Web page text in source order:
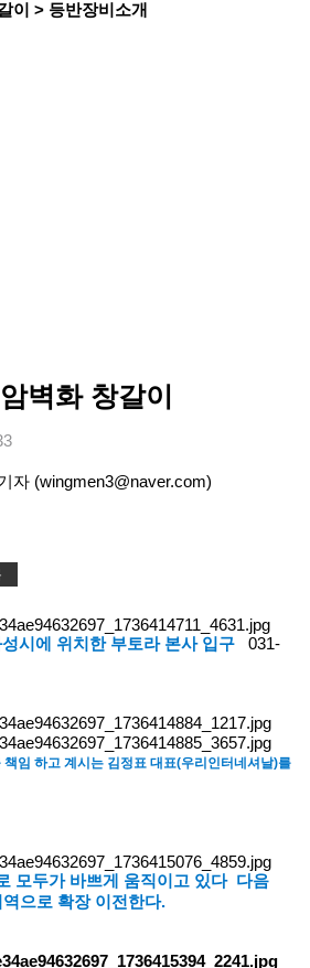
이 > 등반장비소개
벽화 창갈이
자 (wingmen3@naver.com)
시에 위치한 부토라 본사 입구 031-
임 하고 계시는 김정표 대표(우리인터네셔날)를
모두가 바쁘게 움직이고 있다 다음
으로 확장 이전한다.